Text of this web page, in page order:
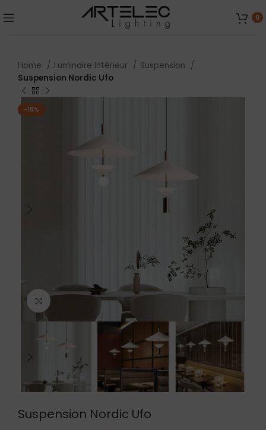
0
Home Luminaire Intérieur
Suspension
Suspension Nordic Ufo
-16%
Suspension Nordic Ufo